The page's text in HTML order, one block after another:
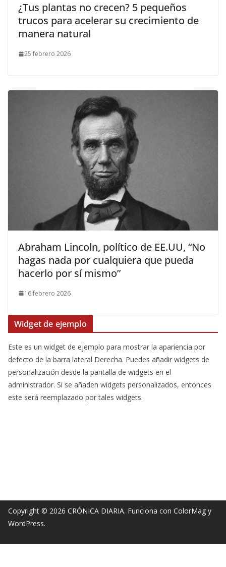
¿Tus plantas no crecen? 5 pequeños
trucos para acelerar su crecimiento de
manera natural
25 febrero 2026
Abraham Lincoln, político de EE.UU, “No
hagas nada por cualquiera que pueda
hacerlo por sí mismo”
16 febrero 2026
Widget de ejemplo
Este es un widget de ejemplo para mostrar la apariencia por
defecto de la barra lateral Derecha. Puedes añadir widgets de
personalización desde la pantalla de widgets en el
administrador. Si se añaden widgets personalizados, entonces
este será reemplazado por tales widgets.
Copyright © 2026 CRÓNICA DIARIA. Funciona con ColorMag y
WordPress.